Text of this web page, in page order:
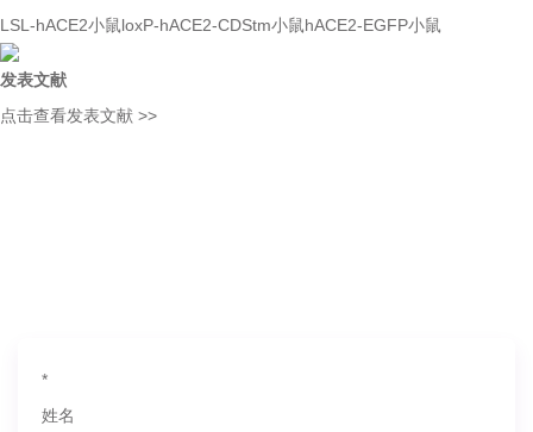
LSL-hACE2小鼠loxP-hACE2-CDStm小鼠hACE2-EGFP小鼠
发表文献
点击查看发表文献 >>
*
姓名